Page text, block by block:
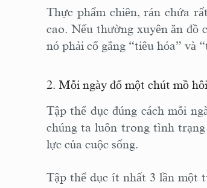
Thực phẩm chiên, rán chứa
cao. Nếu thường xuyên ăn đồ
nó phải cố gắng “tiêu hóa” và
2. Mỗi ngày đổ một chút mồ hôi
Tập thể dục đúng cách mỗi
chúng ta luôn trong tình
lực của cuộc sống.
Tập thể dục ít nhất 3 lần một